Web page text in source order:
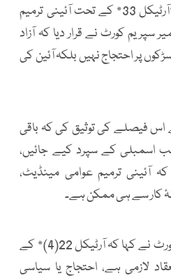
کسی بھی تبدیلی کے لیے *آرٹیکل 33* کے تحت آئینی ترمیم
سپریم کورٹ نے قرار دیا کہ آزاد
پر احتجاج نہیں بلکہ آئین کی
فیصلے کی توثیق کی کہ باقی
اسمبلی کے سپرد کیے جائیں،
آئینی ترمیم عوامی مینڈیٹ،
کار سے ہی ممکن ہے۔
آزاد جموں و کشمیر سپریم کورٹ نے کہا کہ آرٹیکل 22(4)* کے
لازمی ہے، احتجاج یا سیاسی